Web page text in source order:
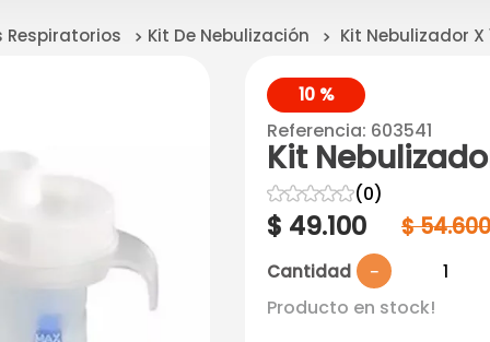
Respiratorios Kit De Nebulización Kit Nebulizador X
10 %
Referencia: 603541
Kit
☆☆☆☆☆(0)
$ 49.100 $54.600
Cantidad －
Producto en stock!